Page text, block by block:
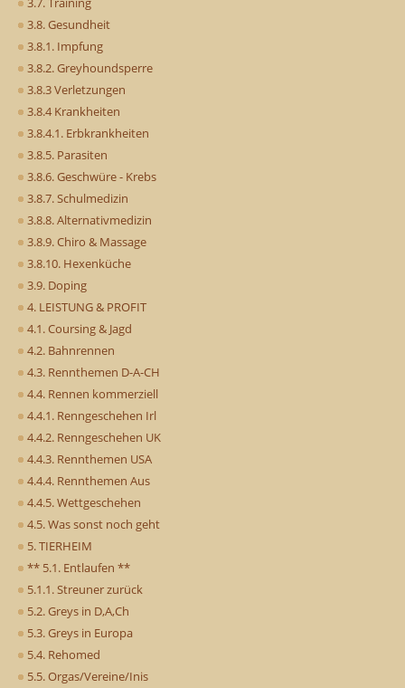
3.8. Gesundheit
3.8.1. Impfung
3.8.2. Greyhoundsperre
3.8.3 Verletzungen
3.8.4 Krankheiten
3.8.4.1. Erbkrankheiten
3.8.5. Parasiten
3.8.6. Geschwüre - Krebs
3.8.7. Schulmedizin
3.8.8. Alternativmedizin
3.8.9. Chiro & Massage
3.8.10. Hexenküche
3.9. Doping
4. LEISTUNG & PROFIT
4.1. Coursing & Jagd
4.2. Bahnrennen
4.3. Rennthemen D-A-CH
4.4. Rennen kommerziell
4.4.1. Renngeschehen Irl
4.4.2. Renngeschehen UK
4.4.3. Rennthemen USA
4.4.4. Rennthemen Aus
4.4.5. Wettgeschehen
4.5. Was sonst noch geht
5. TIERHEIM
** 5.1. Entlaufen **
5.1.1. Streuner zurück
5.2. Greys in D,A,Ch
5.3. Greys in Europa
5.4. Rehomed
5.5. Orgas/Vereine/Inis